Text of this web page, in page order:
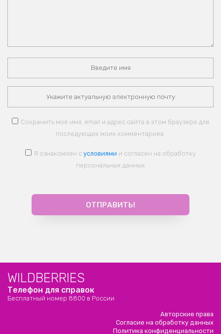
Сохранить моё имя, email и адрес сайта в этом браузере для
последующих моих комментариев.
Я ознакомлен с условиями и согласен на обработку
персональных данных
WILDBERRIES
Телефон для справок
Бесплатный номер 8800 в России
Авторские права
Согласие на обработку данных
Политика конфиденциальности